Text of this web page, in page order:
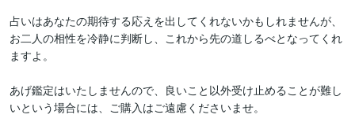
占いはあなたの期待する応えを出してくれないかもしれませんが、
お二人の相性を冷静に判断し、これから先の道しるべとなってくれ
ますよ。
あげ鑑定はいたしませんので、良いこと以外受け止めることが難し
いという場合には、ご購入はご遠慮くださいませ。